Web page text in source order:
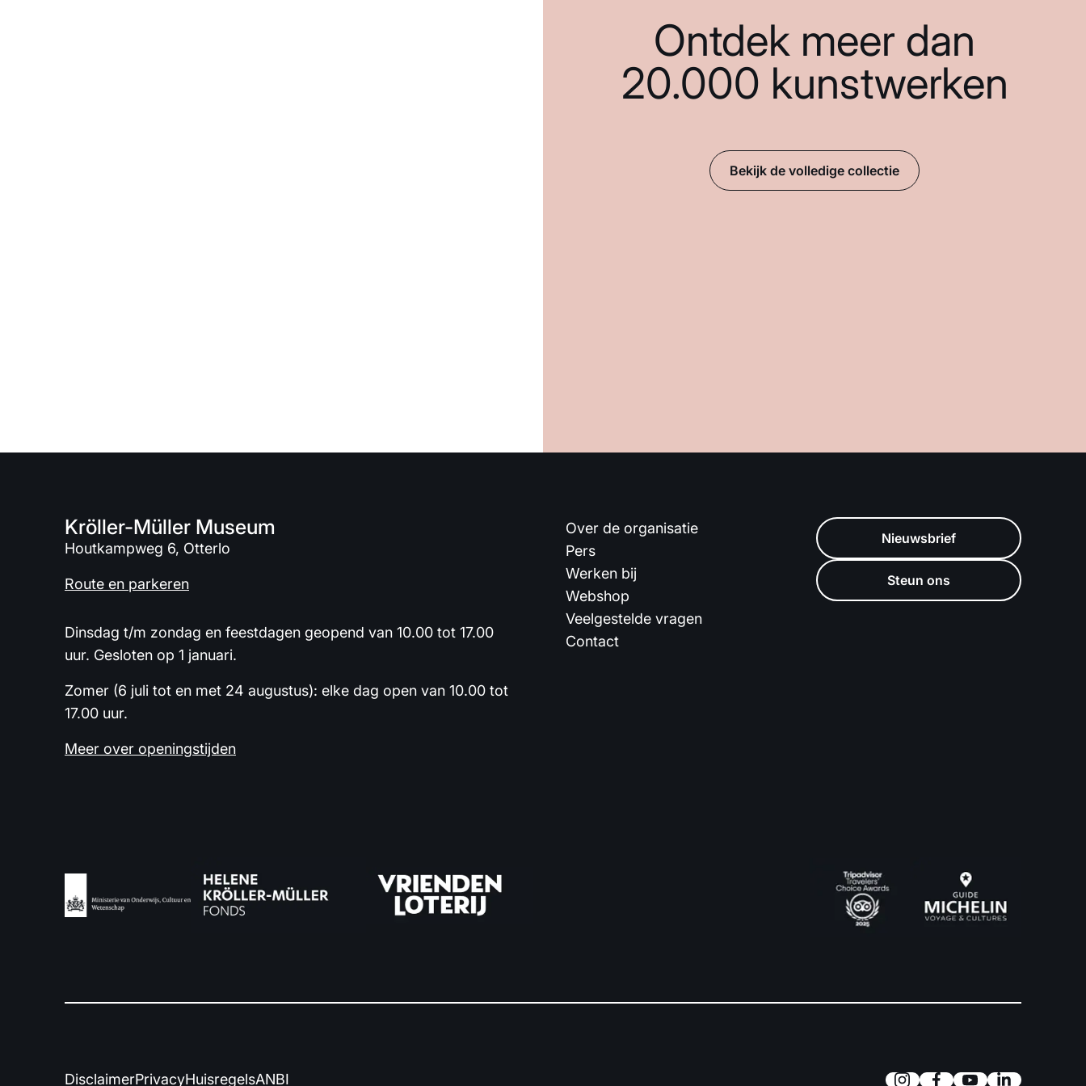
Ontdek meer dan
20.000 kunstwerken
Bekijk de volledige collectie
Kröller-Müller Museum
Houtkampweg 6, Otterlo
Route en parkeren
Dinsdag t/m zondag en feestdagen geopend van 10.00 tot 17.00
uur. Gesloten op 1 januari.
Zomer (6 juli tot en met 24 augustus): elke dag open van 10.00 tot
17.00 uur.
Meer over openingstijden
Over de organisatie
Pers
Werken bij
Webshop
Veelgestelde vragen
Contact
Nieuwsbrief
Steun ons
DisclaimerPrivacyHuisregelsANBI